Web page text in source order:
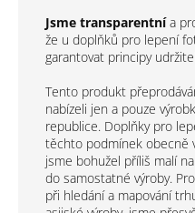
Jsme transparentnía
že u doplňků pro lepení
garantovat principy
Tento produkt
nabízeli jen a pouze
republice. Doplňky pro
těchto podmínek obecně
jsme bohužel příliš malí
do samostatné výroby.
při hledání a mapování